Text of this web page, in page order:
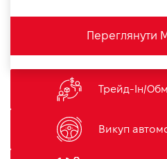
Переглянути
Трейд-Ін/
Викуп